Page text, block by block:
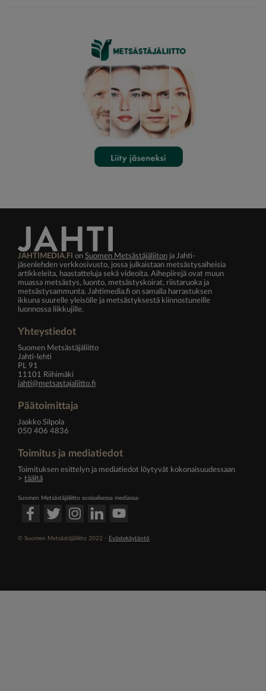
JAHTIMEDIA.FI on Suomen Metsästäjäliiton ja Jahti-
jäsenlehden verkkosivusto, jossa julkaistaan metsästysaiheisia
artikkeleita, haastatteluja sekä videoita. Aihepiirejä ovat muun
muassa metsästys, luonto, metsästyskoirat, riistaruoka ja
metsästysammunta. Jahtimedia.fi on samalla harrastuksen
ikkuna suurelle yleisölle ja metsästyksestä kiinnostuneille
luonnossa liikkujille.
Yhteystiedot
Suomen Metsästäjäliitto
Jahti-lehti
PL 91
11101 Riihimäki
jahti@metsastajaliitto.fi
Päätoimittaja
Jaakko Silpola
050 406 4836
Toimitus ja mediatiedot
Toimituksen esittelyn ja mediatiedot löytyvät kokonaisuudessaan
> täältä
Suomen Metsästäjäliitto sosiaalisessa mediassa:
© Suomen Metsästäjäliitto 2022 - Evästekäytäntö